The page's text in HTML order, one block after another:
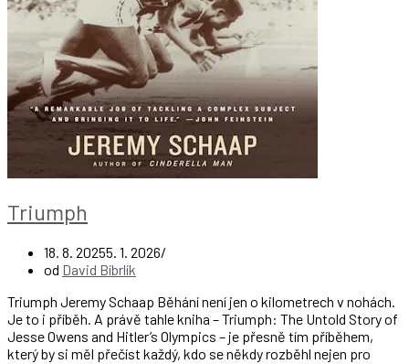
Triumph
18. 8. 20255. 1. 2026
od David Bíbrlík
Triumph Jeremy Schaap Běhání není jen o kilometrech v nohách.
Je to i příběh. A právě tahle kniha – Triumph: The Untold Story of
Jesse Owens and Hitler’s Olympics – je přesně tím příběhem,
který by si měl přečíst každý, kdo se někdy rozběhl nejen pro